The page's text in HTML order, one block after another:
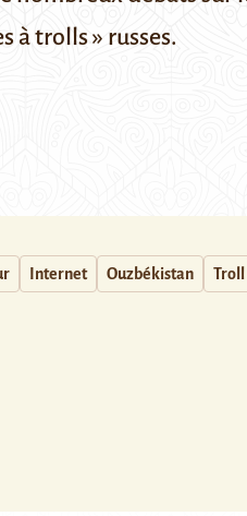
à trolls » russes.
Internet Ouzbékistan Troll